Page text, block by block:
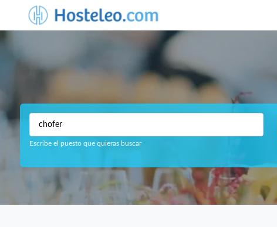
Escribe el puesto que quieras buscar